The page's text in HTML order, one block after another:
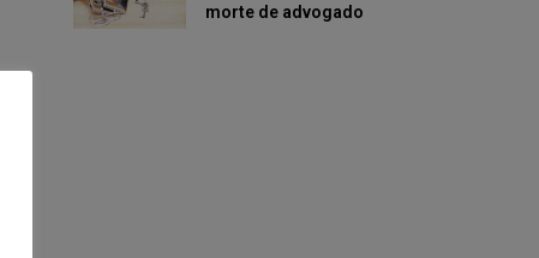
morte de advogado